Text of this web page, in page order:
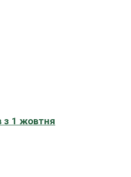
з 1 жовтня